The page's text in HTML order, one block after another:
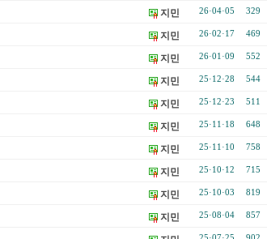
지민 26·04·05 329
지민 26·02·17 469
지민 26·01·09 552
지민 25·12·28 544
지민 25·12·23 511
지민 25·11·18 648
지민 25·11·10 758
지민 25·10·12 715
지민 25·10·03 819
지민 25·08·04 857